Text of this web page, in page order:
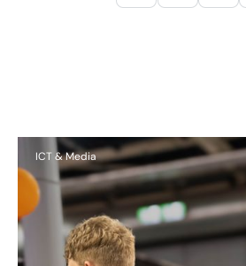
ICT & Media